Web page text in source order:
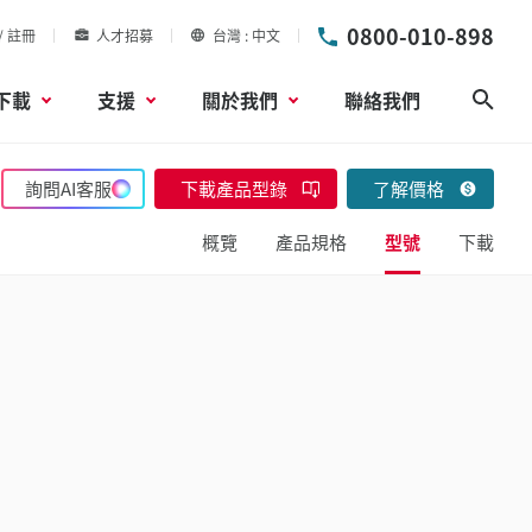
註冊 人才招募 台灣 中文 0800-010-898
載 支援 關於我們 聯絡我們
詢問AI客服 下載產品型錄 了解價格
概覽 產品規格 型號 下載